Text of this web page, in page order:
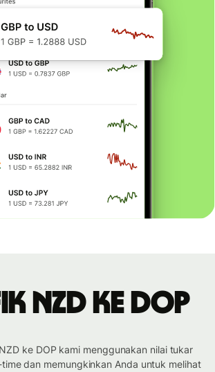
NZD ke DOP
ke DOP kami menggunakan nilai tukar
dan memungkinkan Anda untuk melihat